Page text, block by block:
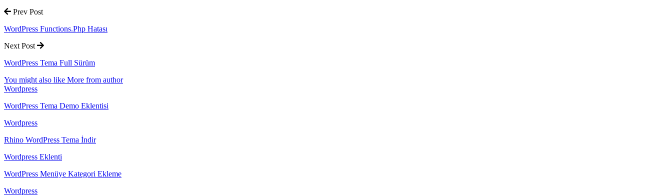
Prev Post
WordPress Functions.Php Hatası
Next Post
WordPress Tema Full Sürüm
You might also like More from author
Wordpress
WordPress Tema Demo Eklentisi
Wordpress
Rhino WordPress Tema İndir
Wordpress Eklenti
WordPress Menüye Kategori Ekleme
Wordpress